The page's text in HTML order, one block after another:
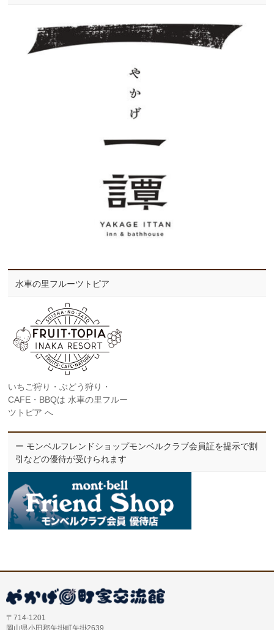
水車の里フルーツトピア
いちご狩り・ぶどう狩り・
CAFE・BBQは 水車の里フルー
ツトピア へ
ー モンベルフレンドショップモンベルクラブ会員証を提示で割
引などの優待が受けられます
〒714-1201